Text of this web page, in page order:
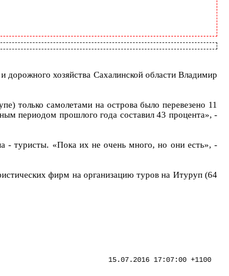
хозяйства Сахалинской области Владимир
только самолетами на острова было перевезено 11
периодом прошлого года составил 43 процента», -
- туристы. «Пока их не очень много, но они есть», -
фирм на организацию туров на Итуруп (64
15.07.2016 17:07:00 +1100